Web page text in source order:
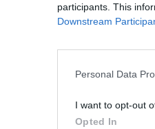
participants. This
Downstream
Personal Data
I want to opt-out
Opted In